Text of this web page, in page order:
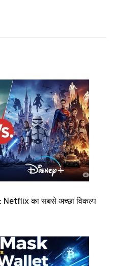
का सबसे अच्छा विकल्प